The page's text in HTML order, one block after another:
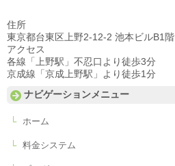
住所
東京都台東区上野2-12-2 池本ビルB1階
アクセス
各線「上野駅」不忍口より徒歩3分
京成線「京成上野駅」より徒歩1分
ナビゲーションメニュー
ホーム
料金システム